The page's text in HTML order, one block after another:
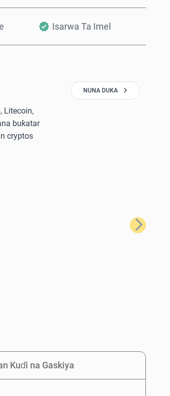
Isarwa Ta Imel
Litecoin,
buƙatar
cryptos
NUNA DUKA
Na Gaba
Kuɗi na Gaskiya